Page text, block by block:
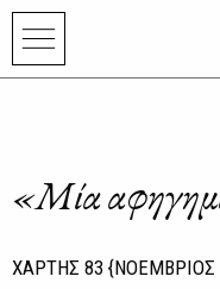
«Μία
ΧΑΡΤΗΣ 83 {ΝΟΕΜΒΡΙΟΣ